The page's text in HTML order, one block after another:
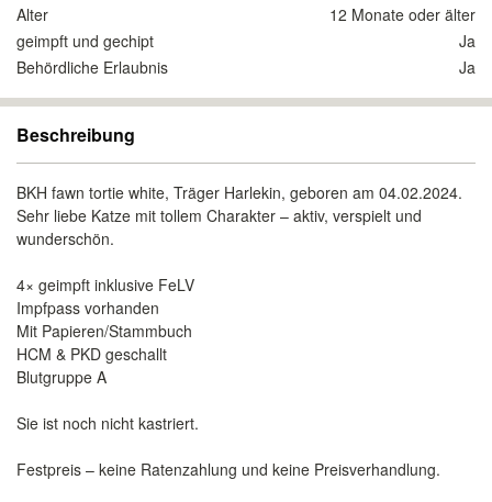
Alter
12 Monate oder älter
geimpft und gechipt
Ja
Behördliche Erlaubnis
Ja
Beschreibung
BKH fawn tortie white, Träger Harlekin, geboren am 04.02.2024.
Sehr liebe Katze mit tollem Charakter – aktiv, verspielt und
wunderschön.
4× geimpft inklusive FeLV
Impfpass vorhanden
Mit Papieren/Stammbuch
HCM & PKD geschallt
Blutgruppe A
Sie ist noch nicht kastriert.
Festpreis – keine Ratenzahlung und keine Preisverhandlung.